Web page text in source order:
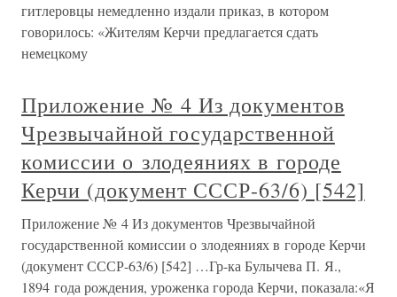
гитлеровцы немедленно издали приказ, в котором
говорилось: «Жителям Керчи предлагается сдать
немецкому
Приложение № 4 Из документов
Чрезвычайной государственной
комиссии о злодеяниях в городе
Керчи (документ СССР-63/6) [542]
Приложение № 4 Из документов Чрезвычайной
государственной комиссии о злодеяниях в городе Керчи
(документ СССР-63/6) [542] …Гр-ка Булычева П. Я.,
1894 года рождения, уроженка города Керчи, показала:«Я